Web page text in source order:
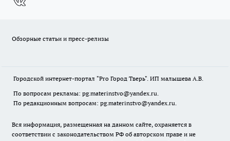
Обзорные статьи и пресс-релизы
Городской интернет-портал "Pro Город Тверь". ИП малышева А.В.
По вопросам рекламы: pg.materinstvo@yandex.ru.
По редакционным вопросам: pg.materinstvo@yandex.ru.
Вся информация, размещенная на данном сайте, охраняется в
соответствии с законодательством РФ об авторском праве и не